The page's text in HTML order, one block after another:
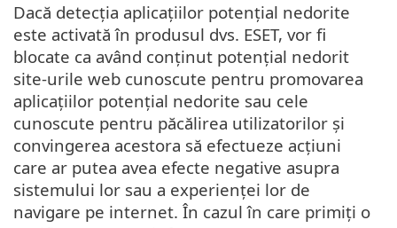
Dacă detecția aplicațiilor potențial nedorite
este activată în produsul dvs. ESET, vor fi
blocate ca având conținut potențial nedorit
site-urile web cunoscute pentru promovarea
aplicațiilor potențial nedorite sau cele
cunoscute pentru păcălirea utilizatorilor și
convingerea acestora să efectueze acțiuni
care ar putea avea efecte negative asupra
sistemului lor sau a experienței lor de
navigare pe internet. În cazul în care primiți o